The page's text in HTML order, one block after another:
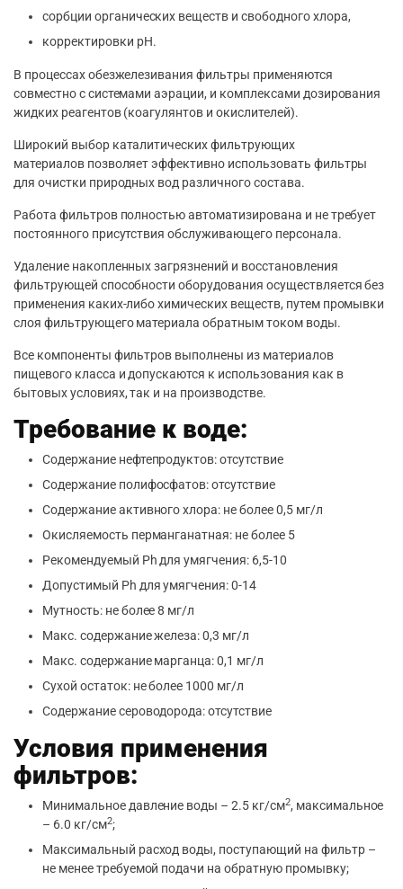
сорбции органических веществ и свободного хлора,
корректировки рН.
В процессах обезжелезивания фильтры применяются
совместно с системами аэрации, и комплексами дозирования
жидких реагентов (коагулянтов и окислителей).
Широкий выбор каталитических фильтрующих
материалов позволяет эффективно использовать фильтры
для очистки природных вод различного состава.
Работа фильтров полностью автоматизирована и не требует
постоянного присутствия обслуживающего персонала.
Удаление накопленных загрязнений и восстановления
фильтрующей способности оборудования осуществляется без
применения каких-либо химических веществ, путем промывки
слоя фильтрующего материала обратным током воды.
Все компоненты фильтров выполнены из материалов
пищевого класса и допускаются к использования как в
бытовых условиях, так и на производстве.
Требование к воде:
Содержание нефтепродуктов: отсутствие
Содержание полифосфатов: отсутствие
Содержание активного хлора: не более 0,5 мг/л
Окисляемость перманганатная: не более 5
Рекомендуемый Ph для умягчения: 6,5-10
Допустимый Ph для умягчения: 0-14
Мутность: не более 8 мг/л
Макс. содержание железа: 0,3 мг/л
Макс. содержание марганца: 0,1 мг/л
Сухой остаток: не более 1000 мг/л
Содержание сероводорода: отсутствие
Условия применения
фильтров:
Минимальное давление воды – 2.5 кг/см2, максимальное
– 6.0 кг/см2;
Максимальный расход воды, поступающий на фильтр –
не менее требуемой подачи на обратную промывку;